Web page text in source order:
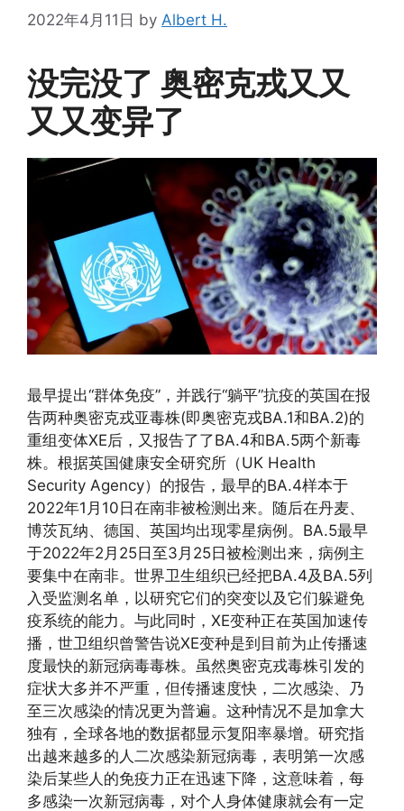
2022年4月11日 by Albert H.
没完没了 奥密克戎又又
又又变异了
最早提出“群体免疫”，并践行“躺平”抗疫的英国在报
告两种奥密克戎亚毒株(即奥密克戎BA.1和BA.2)的
重组变体XE后，又报告了了BA.4和BA.5两个新毒
株。根据英国健康安全研究所（UK Health
Security Agency）的报告，最早的BA.4样本于
2022年1月10日在南非被检测出来。随后在丹麦、
博茨瓦纳、德国、英国均出现零星病例。BA.5最早
于2022年2月25日至3月25日被检测出来，病例主
要集中在南非。世界卫生组织已经把BA.4及BA.5列
入受监测名单，以研究它们的突变以及它们躲避免
疫系统的能力。与此同时，XE变种正在英国加速传
播，世卫组织曾警告说XE变种是到目前为止传播速
度最快的新冠病毒毒株。虽然奥密克戎毒株引发的
症状大多并不严重，但传播速度快，二次感染、乃
至三次感染的情况更为普遍。这种情况不是加拿大
独有，全球各地的数据都显示复阳率暴增。研究指
出越来越多的人二次感染新冠病毒，表明第一次感
染后某些人的免疫力正在迅速下降，这意味着，每
多感染一次新冠病毒，对个人身体健康就会有一定